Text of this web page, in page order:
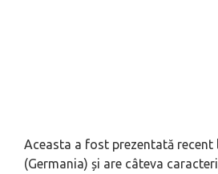
Aceasta a fost prezentată recent
(Germania) și are câteva